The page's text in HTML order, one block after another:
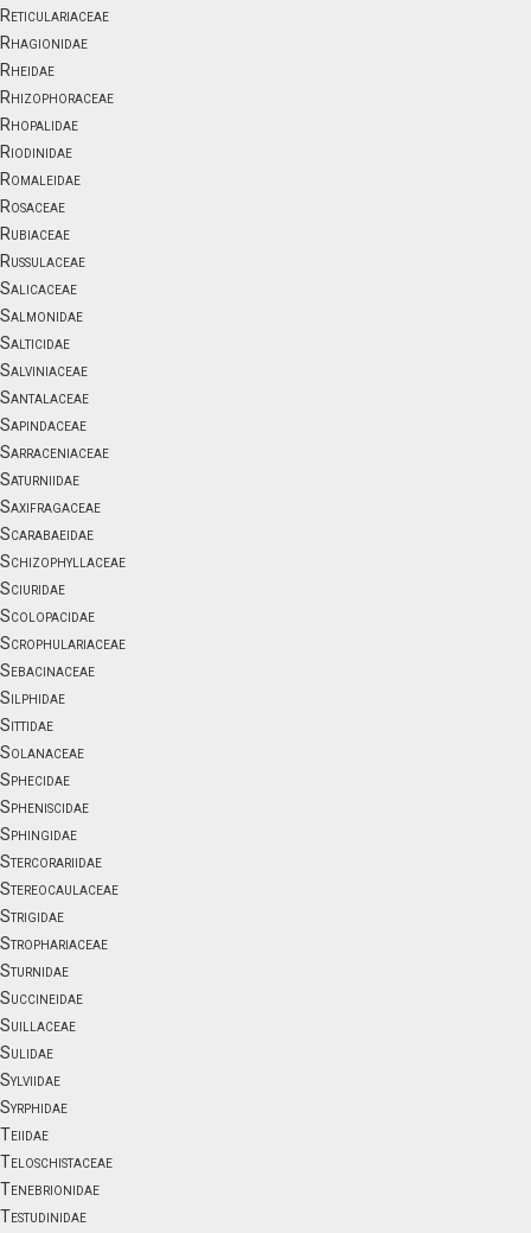
Reticulariaceae
Rhagionidae
Rheidae
Rhizophoraceae
Rhopalidae
Riodinidae
Romaleidae
Rosaceae
Rubiaceae
Russulaceae
Salicaceae
Salmonidae
Salticidae
Salviniaceae
Santalaceae
Sapindaceae
Sarraceniaceae
Saturniidae
Saxifragaceae
Scarabaeidae
Schizophyllaceae
Sciuridae
Scolopacidae
Scrophulariaceae
Sebacinaceae
Silphidae
Sittidae
Solanaceae
Sphecidae
Spheniscidae
Sphingidae
Stercorariidae
Stereocaulaceae
Strigidae
Strophariaceae
Sturnidae
Succineidae
Suillaceae
Sulidae
Sylviidae
Syrphidae
Teiidae
Teloschistaceae
Tenebrionidae
Testudinidae